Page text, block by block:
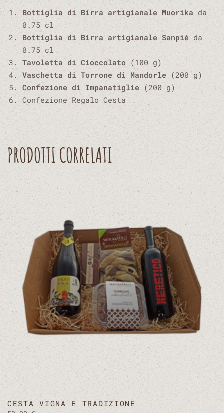
Bottiglia di Birra artigianale Muorikada
0.75 cl
Bottiglia di Birra artigianale Sanpièda
0.75 cl
Tavoletta di Cioccolato (100 g)
Vaschetta di Torrone di Mandorle (200 g)
Confezione di Impanatiglie (200 g)
Confezione Regalo Cesta
PRODOTTI CORRELATI
CESTA VIGNA E TRADIZIONE